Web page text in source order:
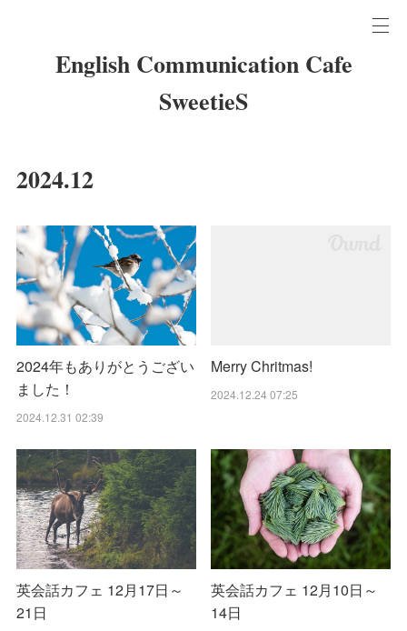
English Communication Cafe
SweetieS
2024.12
2024年もありがとうござい
ました！
2024.12.31 02:39
Merry Chritmas!
2024.12.24 07:25
英会話カフェ 12月17日～
21日
英会話カフェ 12月10日～
14日